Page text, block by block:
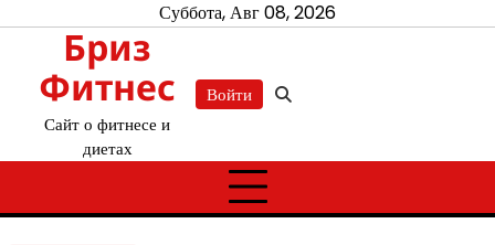
содержимому
Суббота, Авг 08, 2026
Бриз
Фитнес
Сайт о фитнесе и
диетах
Войти